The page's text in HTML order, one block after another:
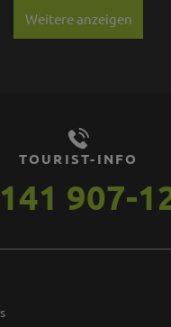
Weitere anzeigen
TOURIST-INFO
907-